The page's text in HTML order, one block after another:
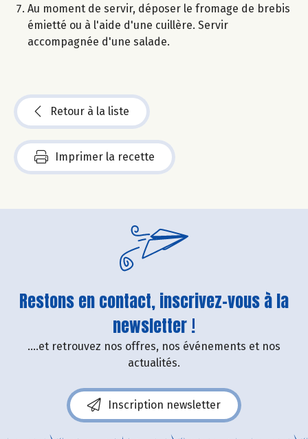
Au moment de servir, déposer le fromage de brebis
émietté ou à l'aide d'une cuillère. Servir
accompagnée d'une salade.
Retour à la liste
Imprimer la recette
Restons en contact, inscrivez-vous à la
newsletter !
....et retrouvez nos offres, nos événements et nos
actualités.
Inscription newsletter